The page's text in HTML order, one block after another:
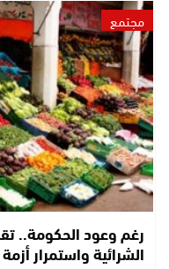
مجتمع
رغم وعود الحكومة..
الشرائية واستمرار